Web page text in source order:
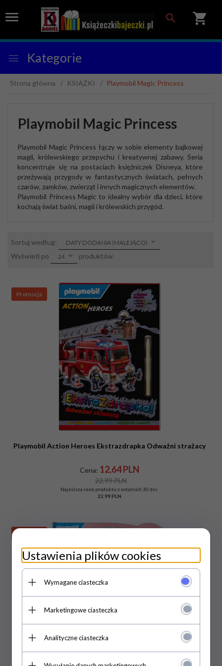
Kategorie
Strona główna KSIĄŻKI Playmobil Magic Princess
Playmobil Magic Princess
Playmobil Magic Princessłączy w sobie elementy bajkowej
magii, królewskiego przepychu i kreatywnej zabawy. Seria
koncentruje się na postaciach księżniczek Disneya, które
przeżywają przygody w fantastycznych światach, pełnych
czarów, zamków, zwierząt i innych magicznych elementów.
Playmobil Princess Magic to idealny wybór dla dzieci, które
kochają świat baśni, magii i królewskich przygód.
Sortuj według:
sort
DATY DODANIA (MALEJĄCO)
Wyświetl po
24 produktów
Promocja
Playmobil Action Heroes Ekstrazdrapka Odważni strażacy
Cena: 12,64PLN
22,99 PLN
Najniższa cena produktu z ostatnich 30 dni:
22.99 PLN
Ustawienia plików cookies
Wymagane ciasteczka
Marketingowe ciasteczka
Analityczne ciasteczka